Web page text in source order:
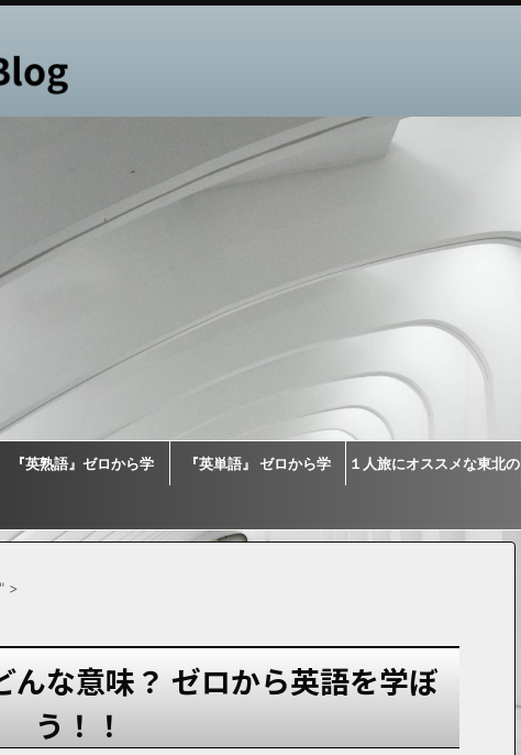
『英熟語』ゼロから学 『英単語』 ゼロから学 １人旅にオススメな東北の
>
な意味？ ゼロから英語を学ぼ
う！！